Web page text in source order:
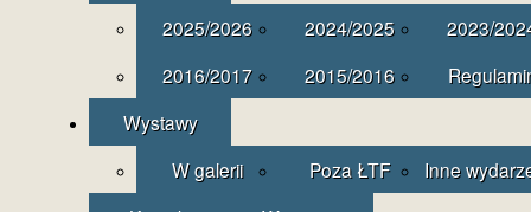
2025/2026
2024/2025
2023/
2016/2017
2015/2016
Wystawy
W galerii
Poza ŁTF
Inne